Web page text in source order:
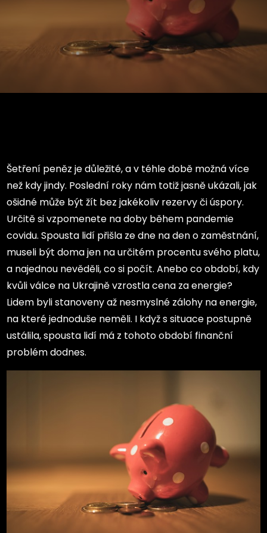
Šetření peněz je důležité, a v téhle době možná více
než kdy jindy. Poslední roky nám totiž jasně ukázali, jak
ošidné může být žít bez jakékoliv rezervy či úspory.
Určitě si vzpomenete na doby během pandemie
covidu. Spousta lidí přišla ze dne na den o zaměstnání,
museli být doma jen na určitém procentu svého platu,
a najednou nevěděli, co si počít. Anebo co období, kdy
kvůli válce na Ukrajině vzrostla cena za energie?
Lidem byli stanoveny až nesmyslné zálohy na energie,
na které jednoduše neměli. I když s situace postupně
ustálila, spousta lidí má z tohoto období finanční
problém dodnes.